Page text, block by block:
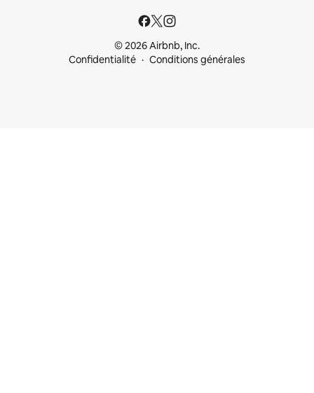
© 2026 Airbnb, Inc.
Confidentialité
Conditions générales